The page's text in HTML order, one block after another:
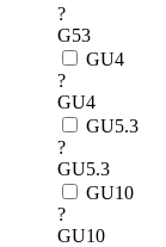
?
G53
GU4
?
GU4
GU5.3
?
GU5.3
GU10
?
GU10